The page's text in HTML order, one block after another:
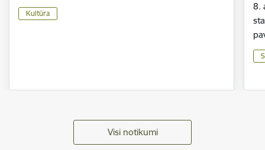
Kultūra
8.
Visi notikumi